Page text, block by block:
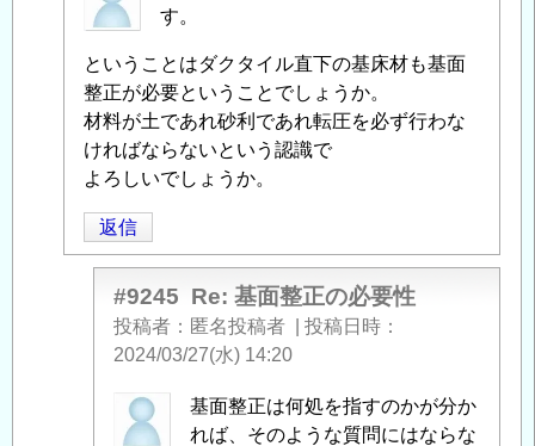
名
稿
者
に
よ
る
「Re:
基
面
す。
ということはダクタイル直下の基床材も基面
整正が必要ということでしょうか。
材料が土であれ砂利であれ転圧を必ず行わな
ければならないという認識で
よろしいでしょうか。
返信
#9245 Re: 基面整正の必要性
投稿者 匿名投稿者
投稿日時
2024/03/27(水) 14:20
匿
名
基面整正は何処を指すのかが分か
れば、そのような質問にはならな